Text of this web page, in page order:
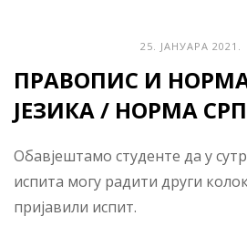
25. ЈАНУАРА
ПРАВОПИС И
ЈЕЗИКА / НОРМА
Обавјештамо студенте да у
испита могу радити други
пријавили испит.